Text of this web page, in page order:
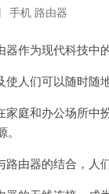
手机 路由器
作为现代科技中的
人们可以随时随地
庭和办公场所中扮
由器的结合，人们